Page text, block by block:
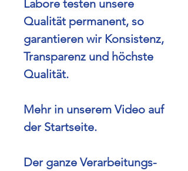
Labore testen unsere
Qualität permanent, so
garantieren wir Konsistenz,
Transparenz und höchste
Qualität.
Mehr in unserem Video auf
der Startseite.
Der ganze Verarbeitungs-